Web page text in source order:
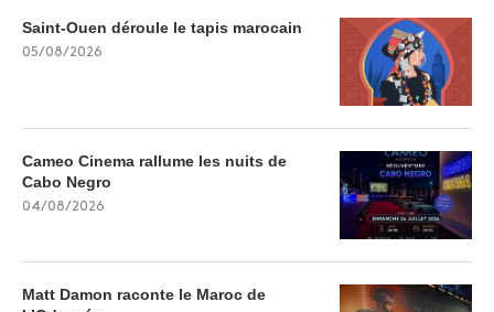
Saint-Ouen déroule le tapis marocain
05/08/2026
Cameo Cinema rallume les nuits de
Cabo Negro
04/08/2026
Matt Damon raconte le Maroc de